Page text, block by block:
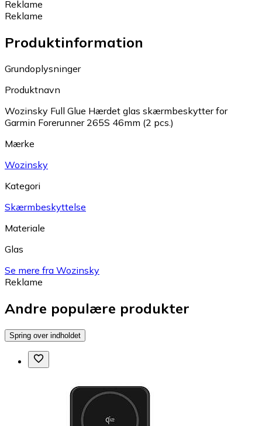
Reklame
Reklame
Produktinformation
Grundoplysninger
Produktnavn
Wozinsky Full Glue Hærdet glas skærmbeskytter for
Garmin Forerunner 265S 46mm (2 pcs.)
Mærke
Wozinsky
Kategori
Skærmbeskyttelse
Materiale
Glas
Se mere fra Wozinsky
Reklame
Andre populære produkter
Spring over indholdet